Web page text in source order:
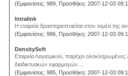
(Εμφανίσεις: 989, Προσθήκη: 2007-12-03
Intralink
Η εταιρεία δραστηριοποιείται στον τομέα της
(Εμφανίσεις: 986, Προσθήκη: 2007-12-03
DensitySoft
Εταιρεία Λογισμικού, παρέχει
διαδικτυακών εφαρμογών....
(Εμφανίσεις: 985, Προσθήκη: 2007-12-03